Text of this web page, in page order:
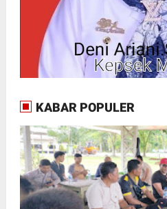
KABAR POPULER